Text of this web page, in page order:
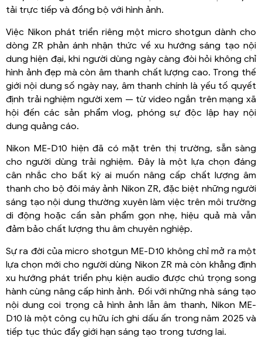
tải trực tiếp và đồng bộ với hình ảnh.
Việc Nikon phát triển riêng một micro shotgun dành cho
dòng ZR phản ánh nhận thức về xu hướng sáng tạo nội
dung hiện đại, khi người dùng ngày càng đòi hỏi không chỉ
hình ảnh đẹp mà còn âm thanh chất lượng cao. Trong thế
giới nội dung số ngày nay, âm thanh chính là yếu tố quyết
định trải nghiệm người xem — từ video ngắn trên mạng xã
hội đến các sản phẩm vlog, phóng sự độc lập hay nội
dung quảng cáo.
Nikon ME-D10 hiện đã có mặt trên thị trường, sẵn sàng
cho người dùng trải nghiệm. Đây là một lựa chọn đáng
cân nhắc cho bất kỳ ai muốn nâng cấp chất lượng âm
thanh cho bộ đôi máy ảnh Nikon ZR, đặc biệt những người
sáng tạo nội dung thường xuyên làm việc trên môi trường
di động hoặc cần sản phẩm gọn nhẹ, hiệu quả mà vẫn
đảm bảo chất lượng thu âm chuyên nghiệp.
Sự ra đời của micro shotgun ME-D10 không chỉ mở ra một
lựa chọn mới cho người dùng Nikon ZR mà còn khẳng định
xu hướng phát triển phụ kiện audio được chú trọng song
hành cùng nâng cấp hình ảnh. Đối với những nhà sáng tạo
nội dung coi trọng cả hình ảnh lẫn âm thanh, Nikon ME-
D10 là một công cụ hữu ích ghi dấu ấn trong năm 2025 và
tiếp tục thúc đẩy giới hạn sáng tạo trong tương lai.